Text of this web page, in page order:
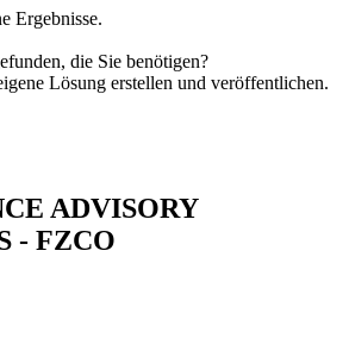
Ergebnisse.
die Sie benötigen?
Lösung erstellen und veröffentlichen.
ADVISORY
- FZCO